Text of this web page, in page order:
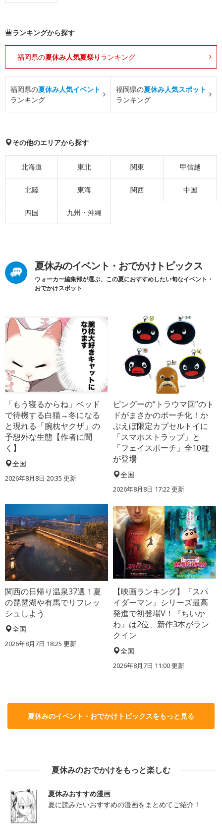
ランキングから探す
福岡県の夏休み人気夏祭り ランキング
福岡県の夏休み人気イベント
ランキング
福岡県の夏休み人気スポット
ランキング
その他のエリアから探す
北海道 東北 関東 甲信越
北陸 東海 関西 中国
四国 九州・沖縄
夏休みのイベント・おでかけトピックス
ウォーカー編集部が選ぶ、この夏におすすめしたい旬なイベント・
おでかけスポット
「もう寝るからね」ベッド
で待機する白猫→冬になる
と現れる「腕枕ヤクザ」の
予想外な生態【作者に聞
く】
全国
2026年8月8日 20:35 更新
ピングーの“トラウマ回”のト
ドがまさかのポーチ化！か
ぷえぼ限定カプセルトイに
「スマホストラップ」と
「フェイスポーチ」全10種
が登場
全国
2026年8月8日 17:22 更新
関西の日帰り温泉37選！夏
の琵琶湖や有馬でリフレッ
シュしよう
全国
2026年8月7日 18:25 更新
【映画ランキング】『スパ
イダーマン』シリーズ最高
発進で初登場V！『ちいか
わ』は2位、新作3本がラン
クイン
全国
2026年8月7日 11:00更新
夏休みのイベント・おでかけトピックスをもっと見る
夏休みのおでかけをもっと楽しむ
夏休みおすすめ漫画
夏に読みたいおすすめの漫画をまとめてご紹介！